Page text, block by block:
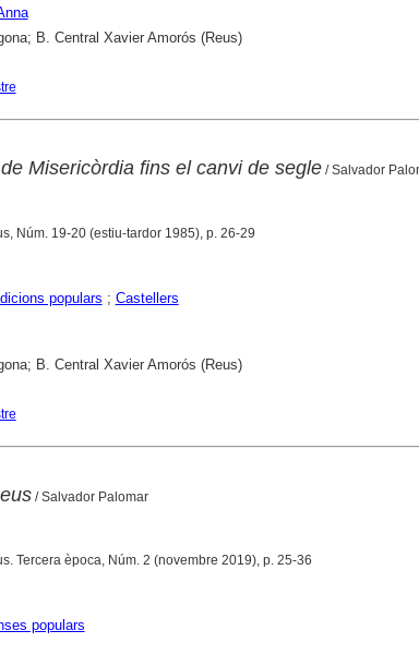
B. Central Xavier Amorós (Reus)
Misericòrdia fins el canvi de segle/ Salvador
Núm. 19-20 (estiu-tardor 1985), p. 26-29
populars ; Castellers
B. Central Xavier Amorós (Reus)
/ Salvador Palomar
Tercera època, Núm. 2 (novembre 2019), p. 25-36
populars